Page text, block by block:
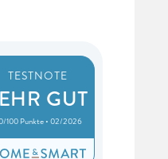
TESTNOTE
GUT
100 Punkte • 02/2026